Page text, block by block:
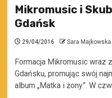
Mikromusic i
Gdańsk
29/04/2016 Sara Majkowska
Formacja Mikromusic wraz
Gdańsku, promując swój
album „Matka i żony”. W